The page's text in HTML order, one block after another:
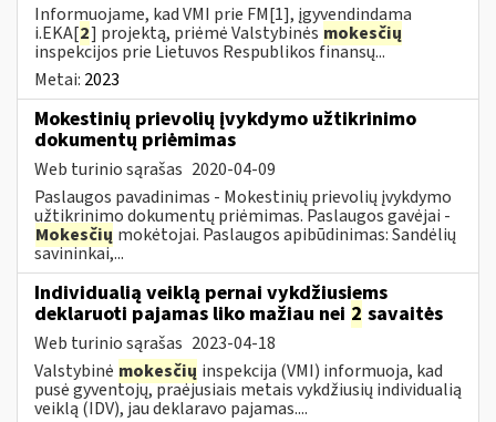
Informuojame, kad VMI prie FM[1], įgyvendindama
i.EKA[2] projektą, priėmė Valstybinės mokesčių
inspekcijos prie Lietuvos Respublikos finansų...
Metai: 2023
Mokestinių prievolių įvykdymo užtikrinimo
dokumentų priėmimas
Web turinio sąrašas 2020-04-09
Paslaugos pavadinimas - Mokestinių prievolių įvykdymo
užtikrinimo dokumentų priėmimas. Paslaugos gavėjai -
Mokesčių mokėtojai. Paslaugos apibūdinimas: Sandėlių
savininkai,...
Individualią veiklą pernai vykdžiusiems
deklaruoti pajamas liko mažiau nei 2 savaitės
Web turinio sąrašas 2023-04-18
Valstybinė mokesčių inspekcija (VMI) informuoja, kad
pusė gyventojų, praėjusiais metais vykdžiusių individualią
veiklą (IDV), jau deklaravo pajamas....